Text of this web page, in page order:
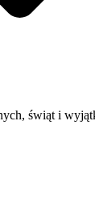
świąt i